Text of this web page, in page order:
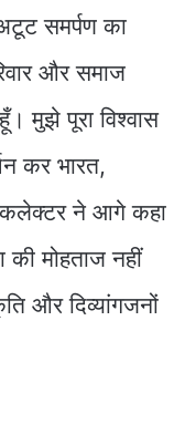
समर्पण का
और समाज
मुझे पूरा विश्वास
कर भारत,
कलेक्टर ने आगे कहा
मोहताज नहीं
और दिव्यांगजनों